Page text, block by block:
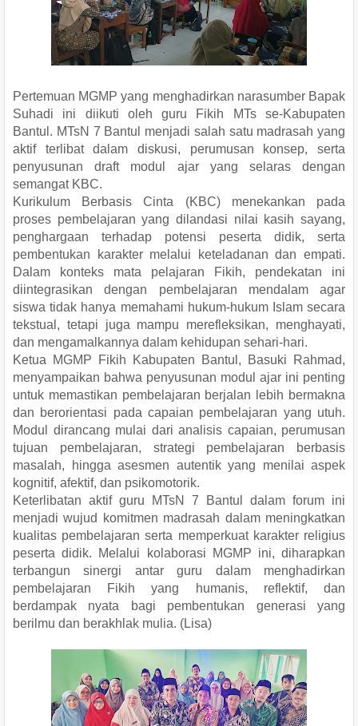
Pertemuan MGMP yang menghadirkan narasumber Bapak
Suhadi ini diikuti oleh guru Fikih MTs se-Kabupaten
Bantul. MTsN 7 Bantul menjadi salah satu madrasah yang
aktif terlibat dalam diskusi, perumusan konsep, serta
penyusunan draft modul ajar yang selaras dengan
semangat KBC.
Kurikulum Berbasis Cinta (KBC) menekankan pada
proses pembelajaran yang dilandasi nilai kasih sayang,
penghargaan terhadap potensi peserta didik, serta
pembentukan karakter melalui keteladanan dan empati.
Dalam konteks mata pelajaran Fikih, pendekatan ini
diintegrasikan dengan pembelajaran mendalam agar
siswa tidak hanya memahami hukum-hukum Islam secara
tekstual, tetapi juga mampu merefleksikan, menghayati,
dan mengamalkannya dalam kehidupan sehari-hari.
Ketua MGMP Fikih Kabupaten Bantul, Basuki Rahmad,
menyampaikan bahwa penyusunan modul ajar ini penting
untuk memastikan pembelajaran berjalan lebih bermakna
dan berorientasi pada capaian pembelajaran yang utuh.
Modul dirancang mulai dari analisis capaian, perumusan
tujuan pembelajaran, strategi pembelajaran berbasis
masalah, hingga asesmen autentik yang menilai aspek
kognitif, afektif, dan psikomotorik.
Keterlibatan aktif guru MTsN 7 Bantul dalam forum ini
menjadi wujud komitmen madrasah dalam meningkatkan
kualitas pembelajaran serta memperkuat karakter religius
peserta didik. Melalui kolaborasi MGMP ini, diharapkan
terbangun sinergi antar guru dalam menghadirkan
pembelajaran Fikih yang humanis, reflektif, dan
berdampak nyata bagi pembentukan generasi yang
berilmu dan berakhlak mulia. (Lisa)